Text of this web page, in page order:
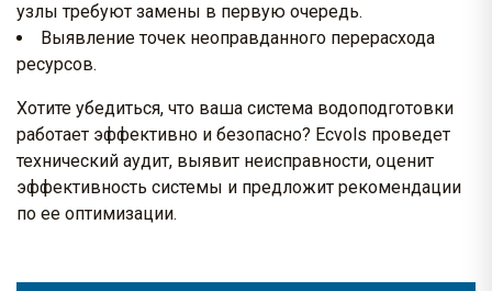
узлы требуют замены в первую очередь.
Выявление точек неоправданного перерасхода
ресурсов.
Хотите убедиться, что ваша система водоподготовки
работает эффективно и безопасно? Ecvols проведет
технический аудит, выявит неисправности, оценит
эффективность системы и предложит рекомендации
по ее оптимизации.